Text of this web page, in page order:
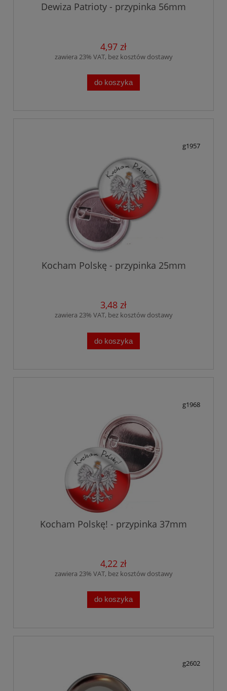
Dewiza Patrioty - przypinka 56mm
4,97 zł
zawiera 23% VAT, bez kosztów dostawy
do koszyka
g1957
Kocham Polskę - przypinka 25mm
3,48 zł
zawiera 23% VAT, bez kosztów dostawy
do koszyka
g1968
Kocham Polskę! - przypinka 37mm
4,22 zł
zawiera 23% VAT, bez kosztów dostawy
do koszyka
g2602